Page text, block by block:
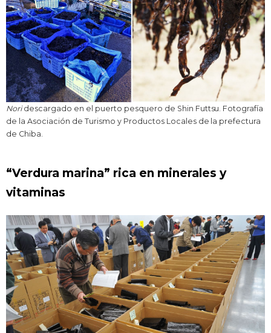
Noridescargado en el puerto pesquero de Shin Futtsu. Fotografía
de la Asociación de Turismo y Productos Locales de la prefectura
de Chiba.
“Verdura marina” rica en minerales y
vitaminas